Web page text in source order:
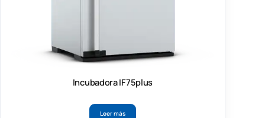
Incubadora IF75plus
Leer más